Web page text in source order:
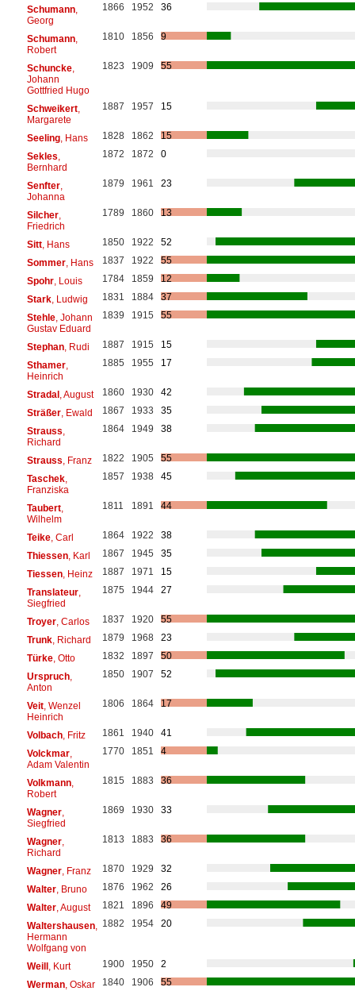
Schumann,
Georg
1866 1952 36
Schumann,
Robert
1810 1856 9
Schuncke,
Johann
Gottfried Hugo
1823 1909 55
Schweikert,
Margarete
1887 1957 15
Seeling, Hans 1828 1862
15
Sekles
Bernhard
1872 1872 0
Senfter,
Johanna
1879 1961 23
Silcher,
Friedrich
1789 1860 13
Sitt, Hans 1850 1922
52
Sommer, Hans 1837 1922
55
Spohr, Louis 1784 1859
12
Stark, Ludwig 1831 1884
37
Stehle, Johann
Gustav Eduard
1839 1915 55
Stephan, Rudi 1887 1915
15
Sthamer,
Heinrich
1885 1955 17
Stradal, August 1860 1930
42
Sträßer, Ewald 1867 1933
35
Strauss
Richard
1864 1949 38
Strauss , Franz 1822 1905
55
Taschek,
Franziska
1857 1938 45
Taubert,
Wilhelm
1811 1891 44
Teike, Carl 1864 1922
38
Thiessen, Karl 1867 1945
35
Tiessen, Heinz 1887 1971
15
Translateur,
Siegfried
1875 1944 27
Troyer, Carlos 1837 1920
55
Trunk, Richard 1879 1968
23
Türke, Otto 1832 1897
50
Urspruch,
Anton
1850 1907 52
Veit, Wenzel
Heinrich
1806 1864 17
Volbach, Fritz 1861 1940
41
Volckmar,
Adam Valentin
1770 1851 4
Volkmann,
Robert
1815 1883 36
Wagner,
Siegfried
1869 1930 33
Wagner,
Richard
1813 1883 36
Wagner, Franz 1870 1929
32
Walter, Bruno 1876 1962
26
Walter, August 1821 1896
49
Waltershausen,
Hermann
Wolfgang von
1882 1954 20
Weill, Kurt 1900 1950
2
Werman, Oskar 1840 1906
55